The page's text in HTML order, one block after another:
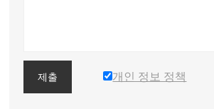
제출 개인 정보 정책